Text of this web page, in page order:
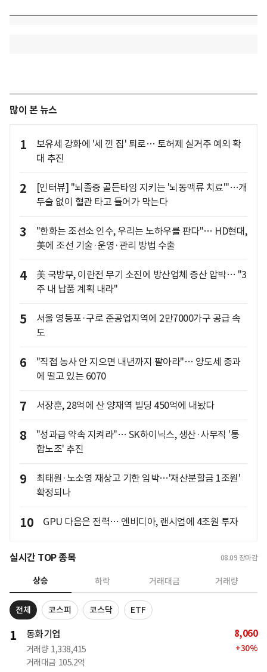
많이 본 뉴스
1
보유세 강화에 '세 낀 집' 퇴로… 토허제 실거주 예외 확
대 추진
2
[인터뷰] "뇌졸중 골든타임 지키는 '뇌동맥류 치료'"…개
두술 없이 혈관 타고 들어가 막는다
3
"한화는 조선소 인수, 우리는 노하우를 판다"… HD현대,
美에 조선 기술·운영·관리 방법 수출
4
美 국방부, 이란전 무기 소진에 방산업체 증산 압박… "3
주 내 납품 계획 내라"
5
서울 영등포·구로 준공업지역에 2만7000가구 공급 속
도
6
"직접 농사 안 지으면 내년까지 팔아라"… 양도세 중과
에 떨고 있는 6070
7 서장훈, 28억에 산 양재역 빌딩 450억에 내놨다
8
"성과급 약속 지켜라"… SK하이닉스, 생산·사무직 '통
합노조' 추진
9
최태원·노소영 재상고 기한 임박…'재산분할금 1조원'
확정되나
10 GPU 다음은 전력… 엔비디아, 랜시엄에 4조원 투자
실시간 TOP 종목 08.09 장마감
상승 하락 거래대금 거래량
전체 코스피 코스닥 ETF
1 동화기업
거래량 1,338,415
거래대금 105.2억
8,060
+30%